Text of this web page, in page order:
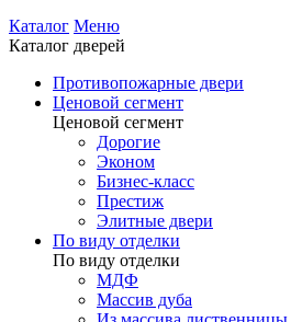
Каталог Меню
Каталог дверей
Противопожарные двери
Ценовой сегмент
Ценовой сегмент
Дорогие
Эконом
Бизнес-класс
Престиж
Элитные двери
По виду отделки
По виду отделки
МДФ
Массив дуба